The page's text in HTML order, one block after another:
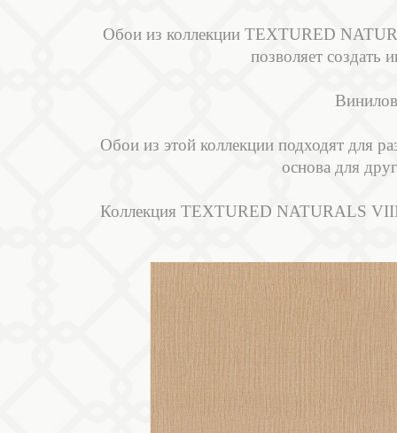
Обои из коллекции TEXTURED
позволяет создать
Обои из этой коллекции подходят для
основа для
Коллекция TEXTURED NATURALS VIII